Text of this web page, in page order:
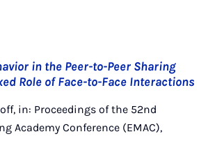
in the Peer-to-Peer Sharing
Role of Face-to-Face Interactions
in: Proceedings of the 52nd
Academy Conference (EMAC),